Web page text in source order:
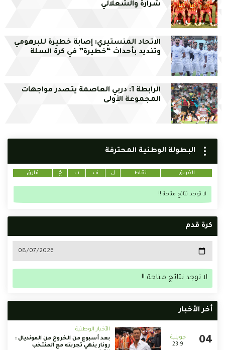
شرارة والشعلالي
الاتحاد المنستيري: إصابة خطيرة للبرهومي
وتنديد بأحداث “خطيرة” في كرة السلة
الرابطة 1: دربي العاصمة يتصدر مواجهات
المجموعة الأولى
البطولة الوطنية المحترفة
الفريق نقاط ل ف ت خ فارق
لا توجد نتائج متاحة !!
كرة قدم
لا توجد نتائج متاحة !!
أخر الأخبار
23:9
الأخبار الوطنية
بعد أسبوع من الخروج من المونديال :
رونار ينهي تجربته مع المنتخب